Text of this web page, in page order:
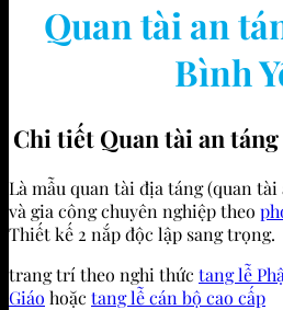
Quan tài an
Bình
Chi tiết Quan tài an
Là mẫu quan tài địa táng (quan
và gia công chuyên nghiệp theo
Thiết kế 2 nắp độc lập sang trọng.
trang trí theo nghi thức tang lễ
Giáo hoặc tang lễ cán bộ cao cấp